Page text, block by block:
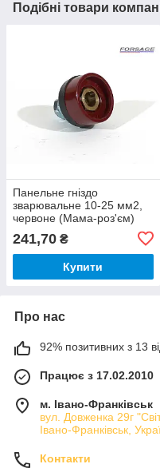
Подібні товари
Панельне гніздо
зварювальне 10-25 мм2,
червоне (Мама-роз'єм)
241,70 ₴
Купити
Про нас
92% позитивних з 13
Працює з 17.02.2010
м. Івано-Франківськ
вул. Довженка 29г
Івано-Франківськ,
Контакти